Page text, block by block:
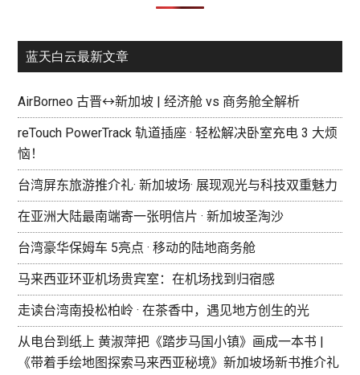
蓝天白云最新文章
AirBorneo 古晋↔新加坡 | 经济舱 vs 商务舱全解析
reTouch PowerTrack 轨道插座 · 轻松解决卧室充电 3 大烦
恼！
台湾屏东旅游推介礼· 新加坡场· 展现观光与科技双重魅力
在亚洲大陆最南端寄一张明信片 · 新加坡圣淘沙
台湾豪华保姆车 5亮点 · 移动的陆地商务舱
马来西亚环亚机场贵宾室：在机场找到归宿感
走读台湾南投松柏岭 · 在茶香中，遇见地方创生的光
从电台到纸上 黄淑萍把《踏步马国小镇》画成一本书 |
《带着手绘地图探索马来西亚秘境》新加坡场新书推介礼